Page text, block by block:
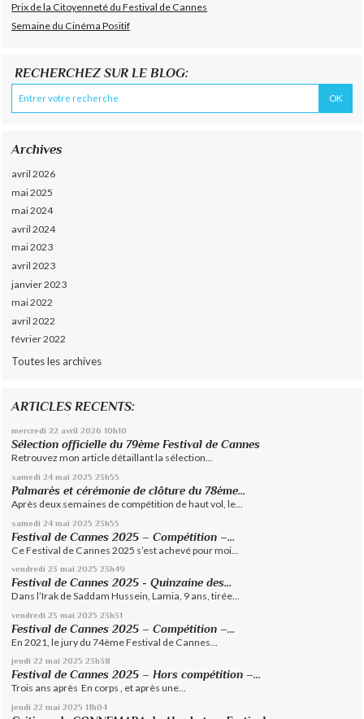
Prix de la Citoyenneté du Festival de Cannes
Semaine du Cinéma Positif
RECHERCHEZ SUR LE BLOG:
Archives
avril 2026
mai 2025
mai 2024
avril 2024
mai 2023
avril 2023
janvier 2023
mai 2022
avril 2022
février 2022
Toutes les archives
ARTICLES RECENTS:
mercredi 22 avril 2026 10h10
Sélection officielle du 79ème Festival de Cannes
Retrouvez mon article détaillant la sélection...
samedi 24 mai 2025 23h55
Palmarès et cérémonie de clôture du 78ème...
Après deux semaines de compétition de haut vol, le...
samedi 24 mai 2025 23h55
Festival de Cannes 2025 – Compétition –...
Ce Festival de Cannes 2025 s’est achevé pour moi...
vendredi 23 mai 2025 23h49
Festival de Cannes 2025 - Quinzaine des...
Dans l’Irak de Saddam Hussein, Lamia, 9 ans, tirée...
vendredi 23 mai 2025 23h31
Festival de Cannes 2025 – Compétition –...
En 2021, le jury du 74ème Festival de Cannes...
jeudi 22 mai 2025 23h38
Festival de Cannes 2025 – Hors compétition –...
Trois ans après En corps , et après une...
jeudi 22 mai 2025 11h04